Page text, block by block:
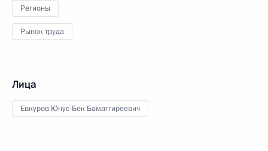
Регионы
Рынок труда
Лица
Евкуров Юнус-Бек Баматгиреевич